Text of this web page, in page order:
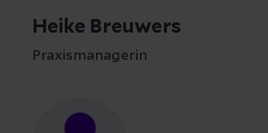
Heike Breuwers
Praxismanagerin